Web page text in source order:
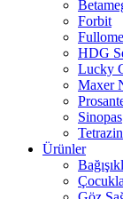
Forbit
HDG
Lucky
Maxer
Sinopas
Ürünler